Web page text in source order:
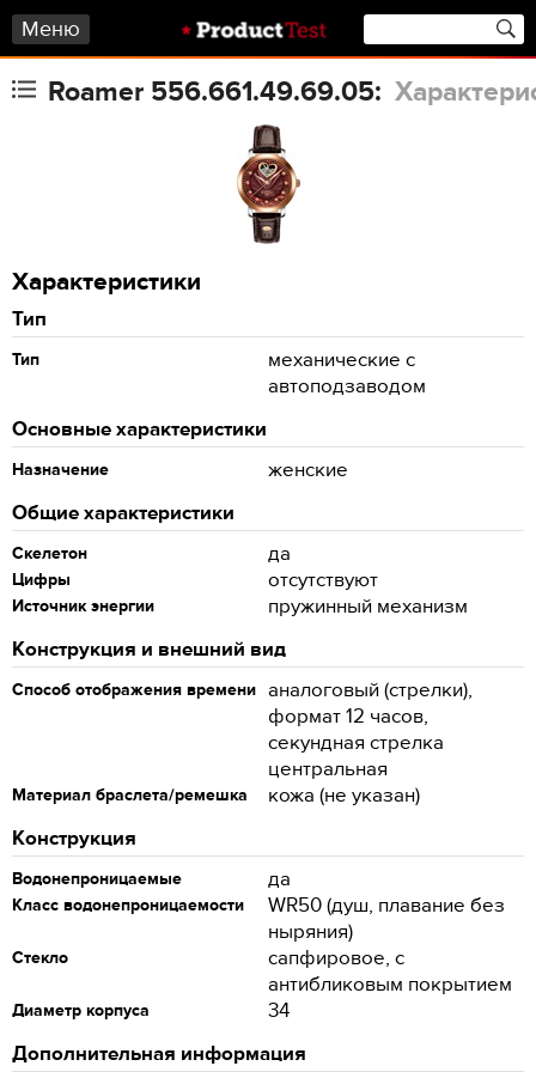
Меню
Roamer 556.661.49.69.05:
Характеристики
Тип
Тип
механические с
автоподзаводом
Основные характеристики
Назначение
женские
Общие характеристики
Скелетон да
Цифры отсутствуют
Источник энергии
пружинный механизм
Конструкция и внешний вид
Способ отображения времени аналоговый (стрелки),
формат 12 часов,
секундная стрелка
центральная
Материал браслета/ремешка
кожа (не указан)
Конструкция
Водонепроницаемые да
Класс водонепроницаемости
WR50 (душ, плавание без
ныряния)
Стекло
сапфировое, с
антибликовым покрытием
Диаметр корпуса
34
Дополнительная информация